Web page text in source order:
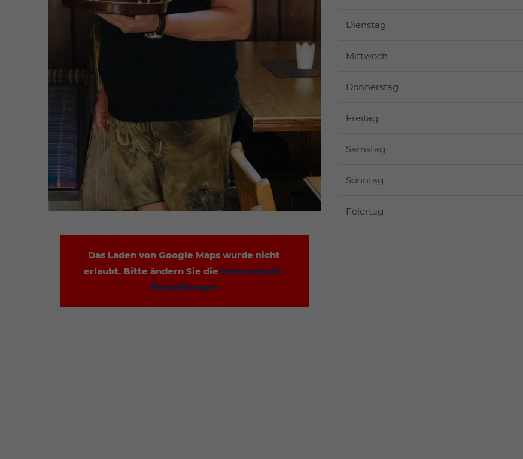
Das Laden von Google Maps wurde nicht
erlaubt. Bitte ändern Sie die Datenschutz-
Einstellungen
Dienstag
Mittwoch
Donnerstag
Freitag
Samstag
Sonntag
Feiertag